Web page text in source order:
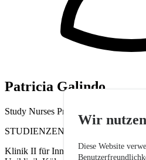
Patricia Galindo
Study Nurses Prüfzentrum Köln
STUDIENZENTRALE
Klinik II für Innere Medizin
Wir
Diese Website